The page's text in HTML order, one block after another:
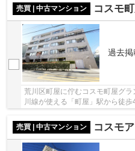
売買 | 中古マンション
コスモ
過去
荒川区町屋に佇むコスモ町屋グ
川線が使える「町屋」駅から徒
置し、落ち着きのある住環境。駅
売買 | 中古マンション
コスモ